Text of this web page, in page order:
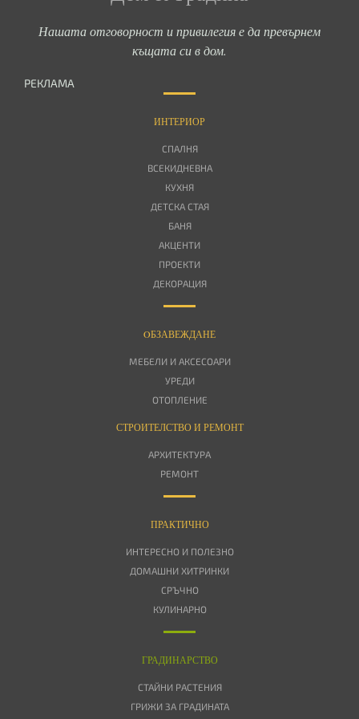
Нашата отговорност и привилегия е да превърнем
къщата си в дом.
РЕКЛАМА
ИНТЕРИОР
СПАЛНЯ
ВСЕКИДНЕВНА
КУХНЯ
ДЕТСКА СТАЯ
БАНЯ
АКЦЕНТИ
ПРОЕКТИ
ДЕКОРАЦИЯ
OБЗАВЕЖДАНЕ
МЕБЕЛИ И АКСЕСОАРИ
УРЕДИ
ОТОПЛЕНИЕ
СТРОИТЕЛСТВО И РЕМОНТ
АРХИТЕКТУРА
РЕМОНТ
ПРАКТИЧНО
ИНТЕРЕСНО И ПОЛЕЗНО
ДОМАШНИ ХИТРИНКИ
СРЪЧНО
КУЛИНАРНО
ГРАДИНАРСТВО
СТАЙНИ РАСТЕНИЯ
ГРИЖИ ЗА ГРАДИНАТА